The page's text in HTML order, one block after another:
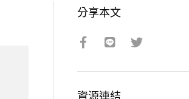
分享本文
資源連結